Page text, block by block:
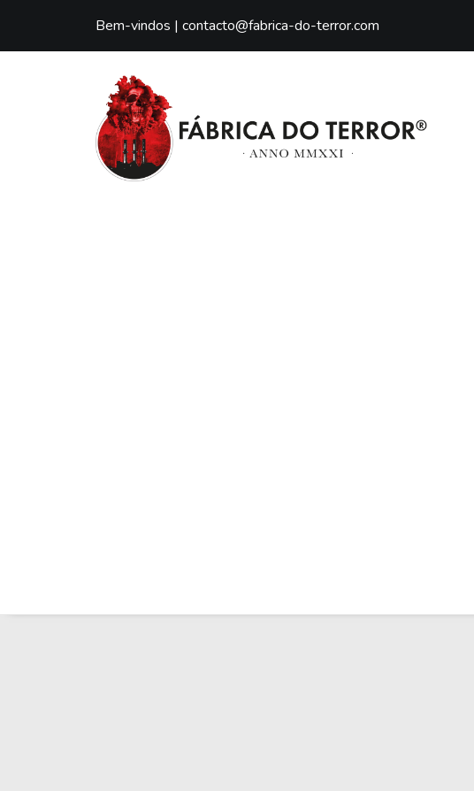
Bem-vindos | contacto@fabrica-do-terror.com